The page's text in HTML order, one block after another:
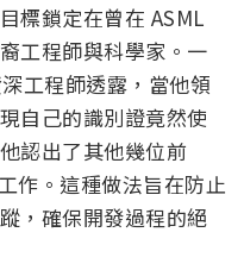
標鎖定在曾在 ASML
工程師與科學家。一
工程師透露，當他領
自己的識別證竟然使
認出了其他幾位前
作。這種做法旨在防止
，確保開發過程的絕